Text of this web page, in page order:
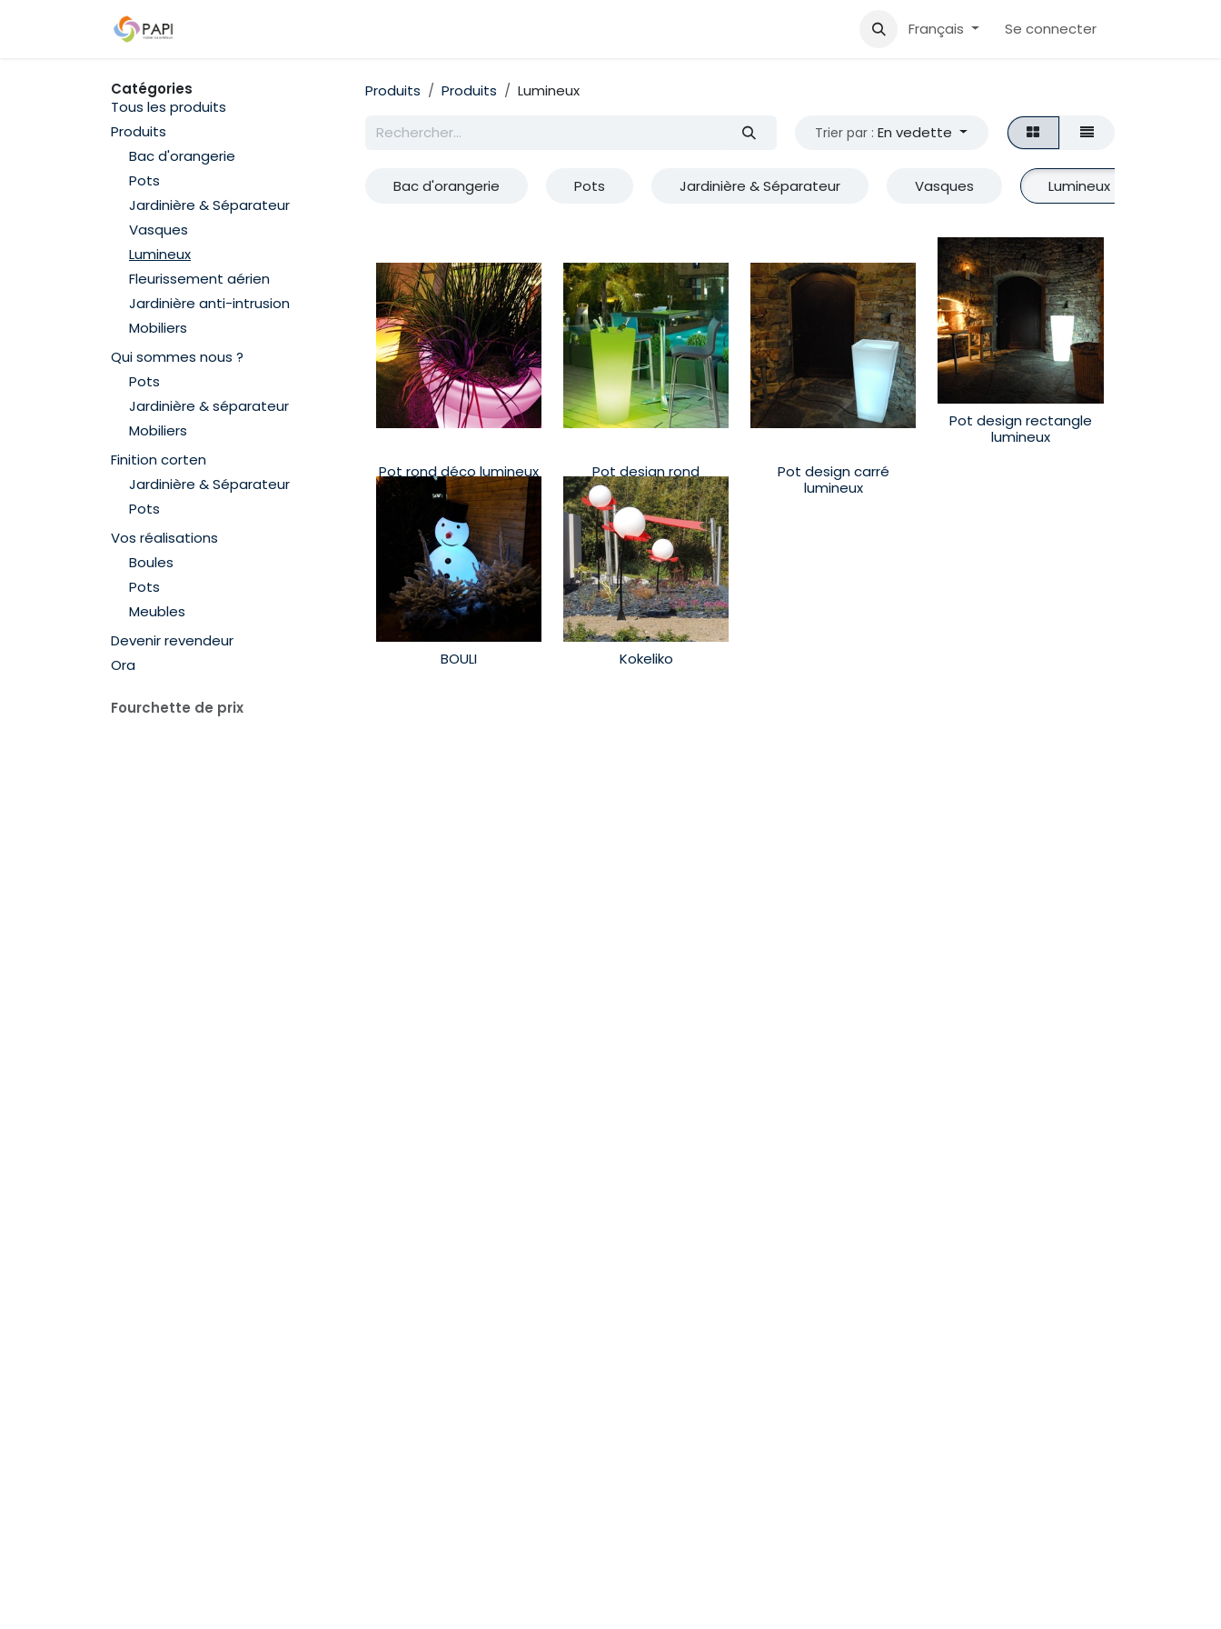
AideFrançais Se connecter
Catégories
Tous les produits
Produits
Bac d'orangerie
Pots
Jardinière & Séparateur
Vasques
Lumineux
Fleurissement aérien
Jardinière anti-intrusion
Mobiliers
Qui sommes nous ?
Pots
Jardinière & séparateur
Mobiliers
Finition corten
Jardinière & Séparateur
Pots
Vos réalisations
Boules
Pots
Meubles
Devenir revendeur
Ora
Fourchette de prix
Produits Produits Lumineux
Trier par : En vedette
Bac d'orangerie Pots Jardinière & Séparateur Vasques Lumineux
Pot rond déco lumineux
Pot design rond
lumineux
Pot design carré
lumineux
Pot design rectangle
lumineux
BOULI Kokeliko